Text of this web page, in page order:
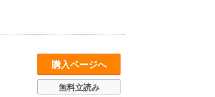
購入ページへ
無料立読み